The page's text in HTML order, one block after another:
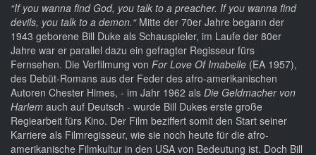
“If you wanna find God, you talk to a preacher. If you wanna find
devils, you talk to a demon.“Mitte der 70er Jahre begann der
1943 geborene Bill Duke als Schauspieler, im Laufe der 80er
Jahre war er parallel dazu ein gefragter Regisseur fürs
Fernsehen. Die Verfilmung von For Love Of Imabelle (EA 1957),
des Debüt-Romans aus der Feder des afro-amerikanischen
Autoren Chester Himes, - im Jahr 1962 als Die Geldmacher von
Harlem auch auf Deutsch - wurde Bill Dukes erste große
Regiearbeit fürs Kino. Der Film beziffert somit den Start seiner
Karriere als Filmregisseur, wie sie noch heute für die afro-
amerikanische Filmkultur in den USA von Bedeutung ist. Doch Bill